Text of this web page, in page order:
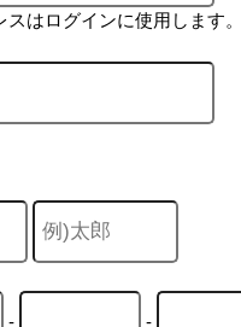
はログインに使用します。
- -